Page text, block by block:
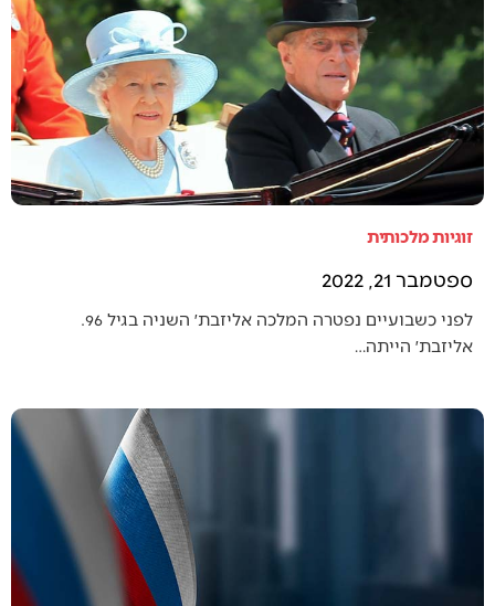
זוגיות מלכותית
ספטמבר 21, 2022
לפני כשבועיים נפטרה המלכה אליזבת׳ השניה בגיל 96.
אליזבת׳ הייתה…